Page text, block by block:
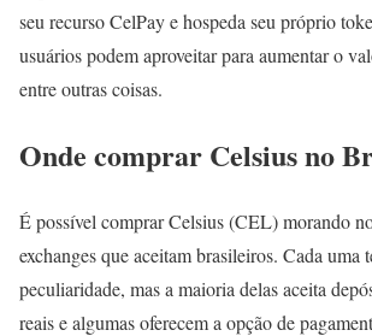
seu recurso CelPay e hospeda seu próprio
usuários podem aproveitar para aumentar o
entre outras coisas.
Onde comprar Celsius no
É possível comprar Celsius (CEL) morando
exchanges que aceitam brasileiros. Cada uma
peculiaridade, mas a maioria delas aceita
reais e algumas oferecem a opção de